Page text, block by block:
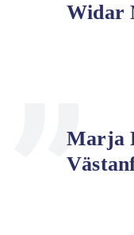
Widar
Marja